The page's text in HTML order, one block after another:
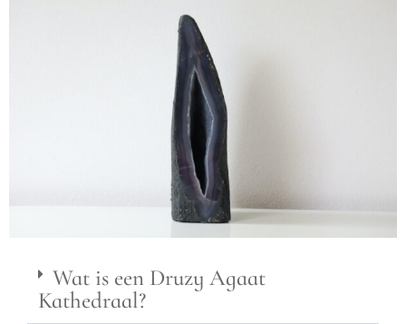
Wat is een Druzy Agaat
Kathedraal?